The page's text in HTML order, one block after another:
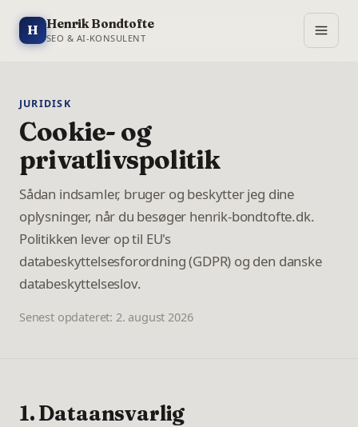
H Henrik Bondtofte
SEO & AI-KONSULENT
JURIDISK
Cookie- og
privatlivspolitik
Sådan indsamler, bruger og beskytter jeg dine
oplysninger, når du besøger henrik-bondtofte.dk.
Politikken lever op til EU's
databeskyttelsesforordning (GDPR) og den danske
databeskyttelseslov.
Senest opdateret: 2. august 2026
1. Dataansvarlig